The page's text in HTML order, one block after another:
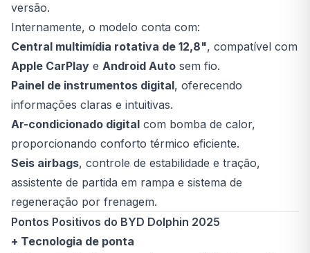
versão.
Internamente, o modelo conta com:
Central multimídia rotativa de 12,8", compatível com
Apple CarPlay e Android Auto sem fio.
Painel de instrumentos digital, oferecendo
informações claras e intuitivas.
Ar-condicionado digital com bomba de calor,
proporcionando conforto térmico eficiente.
Seis airbags, controle de estabilidade e tração,
assistente de partida em rampa e sistema de
regeneração por frenagem.
Pontos Positivos do BYD Dolphin 2025
+ Tecnologia de ponta